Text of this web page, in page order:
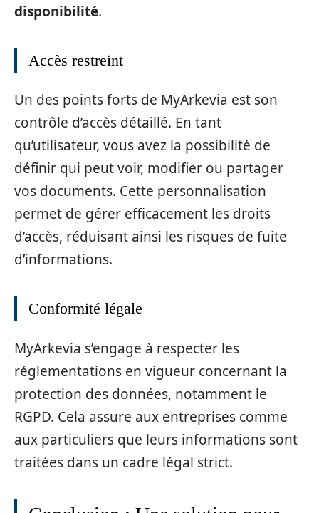
disponibilité.
Accès restreint
Un des points forts de MyArkevia est son
contrôle d’accès détaillé. En tant
qu’utilisateur, vous avez la possibilité de
définir qui peut voir, modifier ou partager
vos documents. Cette personnalisation
permet de gérer efficacement les droits
d’accès, réduisant ainsi les risques de fuite
d’informations.
Conformité légale
MyArkevia s’engage à respecter les
réglementations en vigueur concernant la
protection des données, notamment le
RGPD. Cela assure aux entreprises comme
aux particuliers que leurs informations sont
traitées dans un cadre légal strict.